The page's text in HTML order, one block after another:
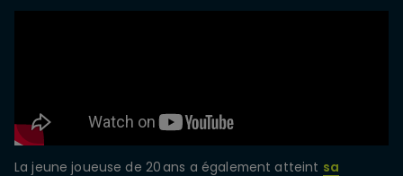
La jeune joueuse de 20 ans a également atteint sa